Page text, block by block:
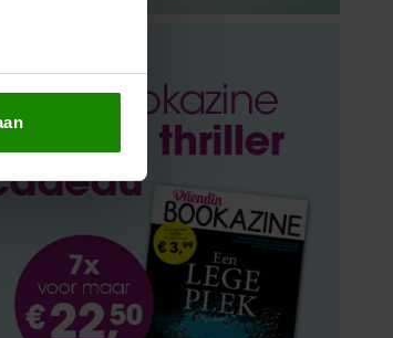
en om ons
u aan ze heeft
als u